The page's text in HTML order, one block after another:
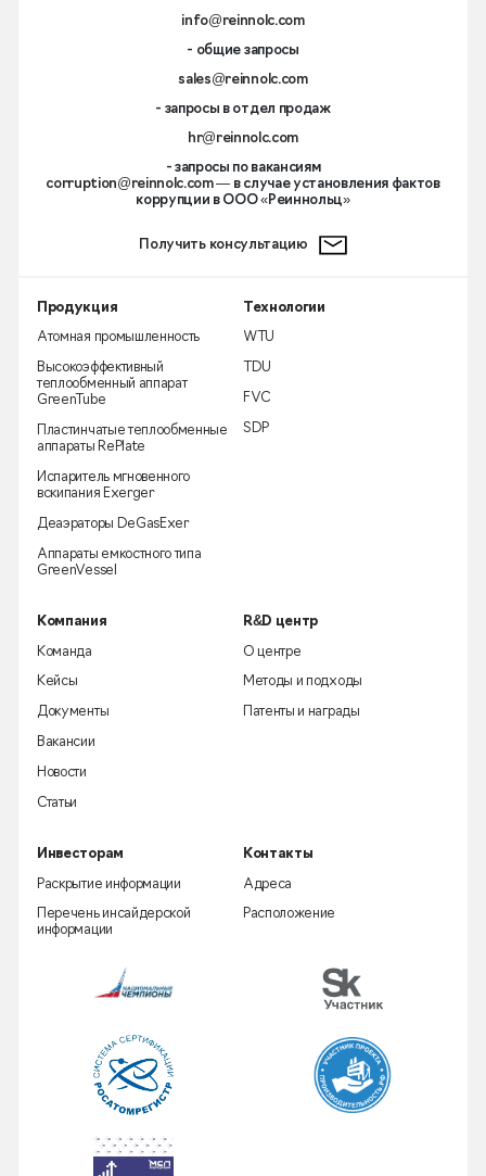
info@reinnolc.com
- общие запросы
sales@reinnolc.com
- запросы в отдел продаж
hr@reinnolc.com
- запросы по вакансиям
corruption@reinnolc.com— в случае установления фактов
коррупции в ООО «Реиннольц»
Получить консультацию
Продукция
Атомная промышленность
Высокоэффективный
теплообменный аппарат
GreenTube
Пластинчатые теплообменные
аппараты RePlate
Испаритель мгновенного
вскипания Exerger
Деаэраторы DeGasExer
Аппараты емкостного типа
GreenVessel
Технологии
WTU
TDU
FVC
SDP
Компания
Команда
Кейсы
Документы
Вакансии
Новости
Статьи
R&D центр
О центре
Методы и подходы
Патенты и награды
Инвесторам
Раскрытие информации
Перечень инсайдерской
информации
Контакты
Адреса
Расположение